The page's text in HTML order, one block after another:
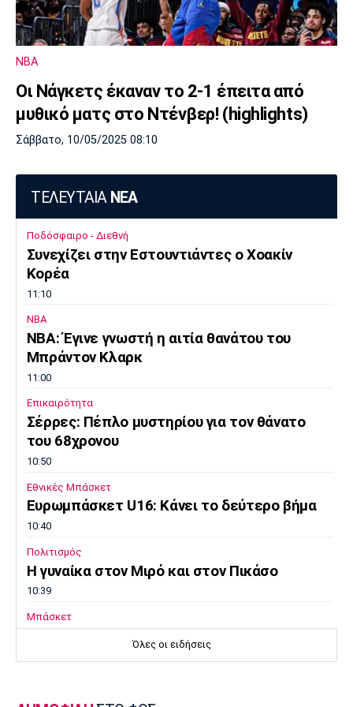
NBA
Οι Νάγκετς έκαναν το 2-1 έπειτα από
μυθικό ματς στο Ντένβερ! (highlights)
Σάββατο, 10/05/2025 08:10
ΤΕΛΕΥΤΑΙΑ ΝΕΑ
Ποδόσφαιρο - Διεθνή
Συνεχίζει στην Εστουντιάντες ο Χοακίν
Κορέα
11:10
NBA
ΝΒΑ: Έγινε γνωστή η αιτία θανάτου του
Μπράντον Κλαρκ
11:00
Επικαιρότητα
Σέρρες: Πέπλο μυστηρίου για τον θάνατο
του 68χρονου
10:50
Εθνικές Μπάσκετ
Ευρωμπάσκετ U16: Κάνει το δεύτερο βήμα
10:40
Πολιτισμός
Η γυναίκα στον Μιρό και στον Πικάσο
10:39
Μπάσκετ
Ανακοινώθηκε από τους Λόντον Λάιονς ο
Όλες οι ειδήσεις